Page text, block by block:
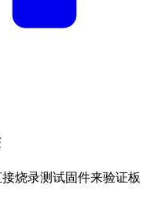
烧录测试固件来验证板